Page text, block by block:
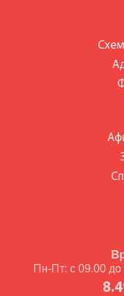
Пн-Пт: с 09.00